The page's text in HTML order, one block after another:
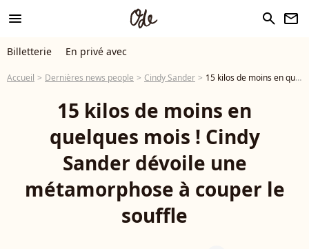
menu search newsletter
Billetterie En privé avec
Accueil Dernières news people Cindy Sander 15 kilos de moins en quelques mois ! Cindy Sander dévoile une métamorphose à couper le souffle
15 kilos de moins en
quelques mois ! Cindy
Sander dévoile une
métamorphose à couper le
souffle